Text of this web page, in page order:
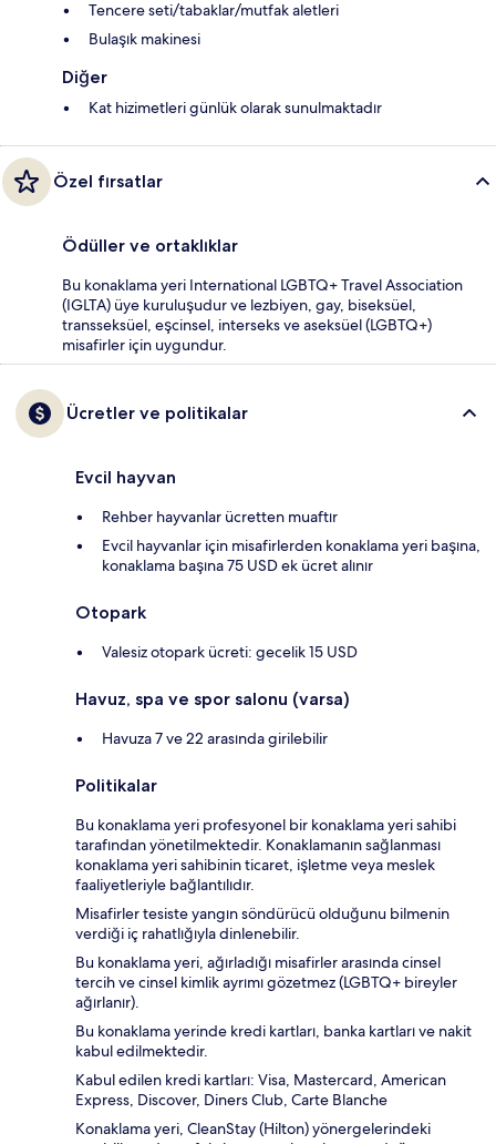
Tencere seti/tabaklar/mutfak aletleri
Bulaşık makinesi
Diğer
Kat hizimetleri günlük olarak sunulmaktadır
Özel fırsatlar
Ödüller ve ortaklıklar
Bu konaklama yeri International LGBTQ+ Travel Association
(IGLTA) üye kuruluşudur ve lezbiyen, gay, biseksüel,
transseksüel, eşcinsel, interseks ve aseksüel (LGBTQ+)
misafirler için uygundur.
Ücretler ve politikalar
Evcil hayvan
Rehber hayvanlar ücretten muaftır
Evcil hayvanlar için misafirlerden konaklama yeri başına,
konaklama başına 75 USD ek ücret alınır
Otopark
Valesiz otopark ücreti: gecelik 15 USD
Havuz, spa ve spor salonu (varsa)
Havuza 7 ve 22 arasında girilebilir
Politikalar
Bu konaklama yeri profesyonel bir konaklama yeri sahibi
tarafından yönetilmektedir. Konaklamanın sağlanması
konaklama yeri sahibinin ticaret, işletme veya meslek
faaliyetleriyle bağlantılıdır.
Misafirler tesiste yangın söndürücü olduğunu bilmenin
verdiği iç rahatlığıyla dinlenebilir.
Bu konaklama yeri, ağırladığı misafirler arasında cinsel
tercih ve cinsel kimlik ayrımı gözetmez (LGBTQ+ bireyler
ağırlanır).
Bu konaklama yerinde kredi kartları, banka kartları ve nakit
kabul edilmektedir.
Kabul edilen kredi kartları: Visa, Mastercard, American
Express, Discover, Diners Club, Carte Blanche
Konaklama yeri, CleanStay (Hilton) yönergelerindeki